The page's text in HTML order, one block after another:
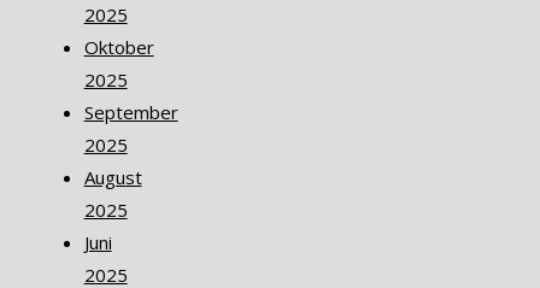
2025
Oktober
2025
September
2025
August
2025
Juni
2025